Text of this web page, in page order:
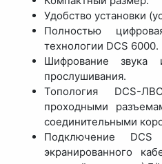
Удобство установки
Полностью
технологии DCS 6000.
Шифрование звука
прослушивания.
Топология DCS-
проходными
соединительными
Подключение
экранированного